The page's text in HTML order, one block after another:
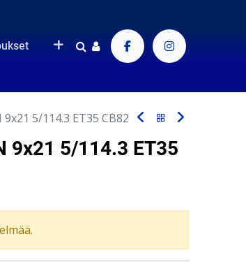
5/114.3 ET35 CB82
9x21 5/114.3 ET35